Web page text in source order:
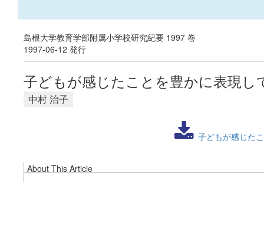
島根大学教育学部附属小学校研究紀要 1997 巻
1997-06-12 発行
子どもが感じたことを豊かに表現
中村 治子
子どもが感じた
About This Article